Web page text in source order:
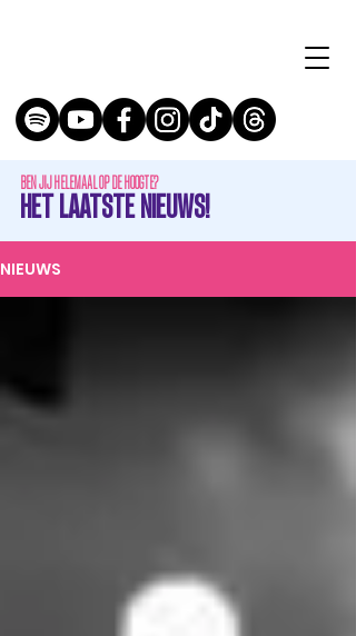
BEN JIJ HELEMAAL OP DE HOOGTE?
HET LAATSTE NIEUWS!
NIEUWS